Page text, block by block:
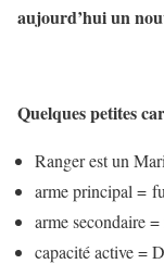
aujourd’hui un
Quelques petites
Ranger est un
arme principal =
arme secondaire =
capacité active =